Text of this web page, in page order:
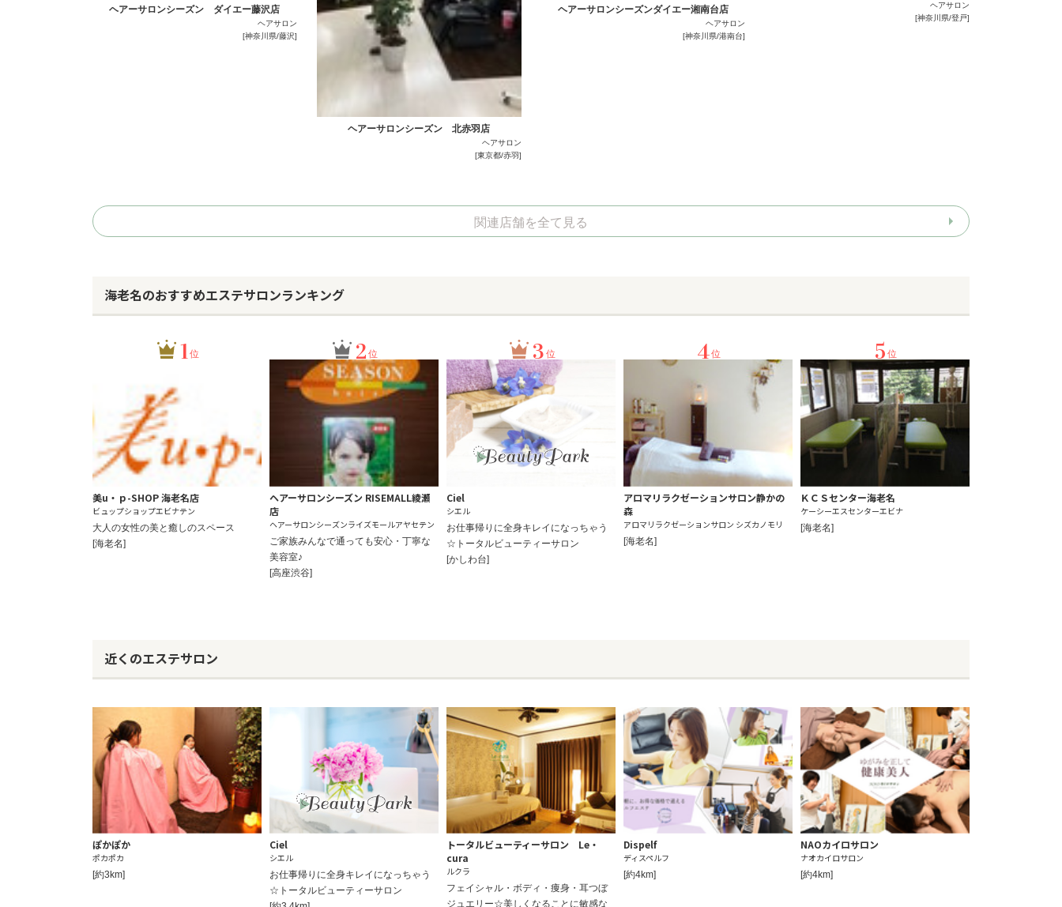
ヘアーサロンシーズン ダイエー藤沢店
ヘアサロン
[神奈川県/藤沢]
ヘアーサロンシーズン 北赤羽店
ヘアサロン
[東京都/赤羽]
ヘアーサロンシーズンダイエー湘南台店
ヘアサロン
[神奈川県/港南台]
ヘアサロン
[神奈川県/登戸]
関連店舗を全て見る
海老名のおすすめエステサロンランキング
1位
美u・ｐ-SHOP 海老名店
ビュップショップエビナテン
大人の女性の美と癒しのスペース
[海老名]
2 位
ヘアーサロンシーズン RISEMALL綾瀬
店
ヘアーサロンシーズンライズモールアヤセテン
ご家族みんなで通っても安心・丁寧な
美容室♪
[高座渋谷]
3 位
Ciel
シエル
お仕事帰りに全身キレイになっちゃう
☆トータルビューティーサロン
[かしわ台]
4位
アロマリラクゼーションサロン静かの
森
アロマリラクゼーションサロン シズカノモリ
[海老名]
5 位
ＫＣＳセンター海老名
ケーシーエスセンターエビナ
[海老名]
近くのエステサロン
ぽかぽか
ポカポカ
[約3km]
Ciel
シエル
お仕事帰りに全身キレイになっちゃう
☆トータルビューティーサロン
トータルビューティーサロン Le・
cura
ルクラ
フェイシャル・ボディ・痩身・耳つぼ
ジュエリー☆美しくなることに敏感な
Dispelf
ディスペルフ
[約4km]
NAOカイロサロン
ナオカイロサロン
[約4km]